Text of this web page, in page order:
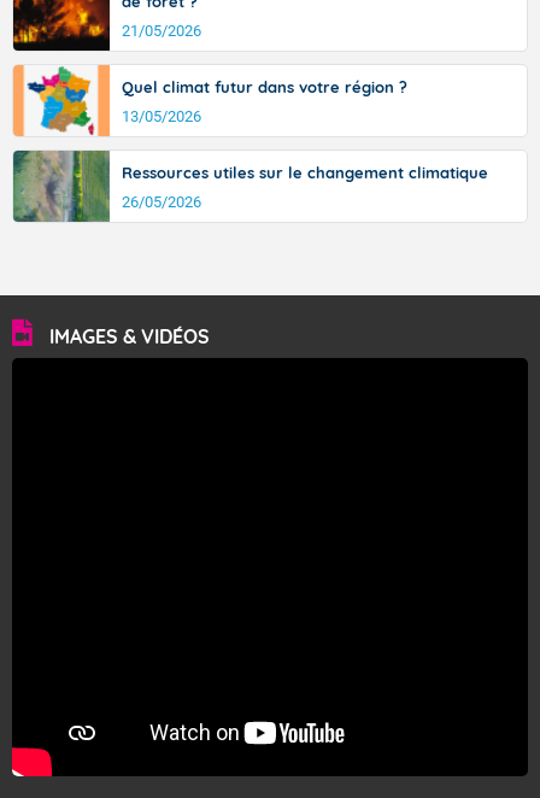
21/05/2026
Quel climat futur dans votre région ?
13/05/2026
Ressources utiles sur le changement climatique
26/05/2026
IMAGES & VIDÉOS